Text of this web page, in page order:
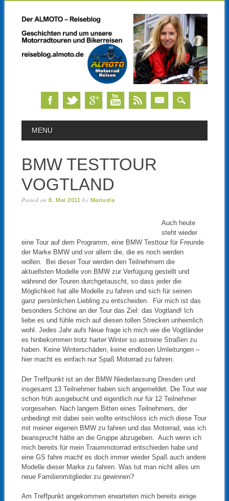
MAIN MENU
MENU
BMW TESTTOUR
VOGTLAND
Posted on8. Mai 2011 by Manuela
Auch heute
steht wieder
eine Tour auf dem Programm, eine BMW Testtour für Freunde
der Marke BMW und vor allem die, die es noch werden
wollen. Bei dieser Tour werden den Teilnehmern die
aktuellsten Modelle von BMW zur Verfügung gestellt und
während der Touren durchgetauscht, so dass jeder die
Möglichkeit hat alle Modelle zu fahren und sich für seinen
ganz persönlichen Liebling zu entscheiden. Für mich ist das
besonders Schöne an der Tour das Ziel: das Vogtland! Ich
liebe es und fühle mich auf diesen tollen Strecken unheimlich
wohl. Jedes Jahr aufs Neue frage ich mich wie die Vogtländer
es hinbekommen trotz harter Winter so astreine Straßen zu
haben. Keine Winterschäden, keine endlosen Umleitungen –
hier macht es einfach nur Spaß Motorrad zu fahren.
Der Treffpunkt ist an der BMW Niederlassung Dresden und
insgesamt 13 Teilnehmer haben sich angemeldet. Die Tour war
schon früh ausgebucht und eigentlich nur für 12 Teilnehmer
vorgesehen. Nach langem Bitten eines Teilnehmers, der
unbedingt mit dabei sein wollte entschloss ich mich diese Tour
mit meiner eigenen BMW zu fahren und das Motorrad, was ich
beansprucht hätte an die Gruppe abzugeben. Auch wenn ich
mich bereits für mein Traummotorrad entschieden habe und
eine GS fahre macht es doch immer wieder Spaß auch andere
Modelle dieser Marke zu fahren. Was tut man nicht alles um
neue Familienmitglieder zu gewinnen?
Am Treffpunkt angekommen erwarteten mich bereits einige